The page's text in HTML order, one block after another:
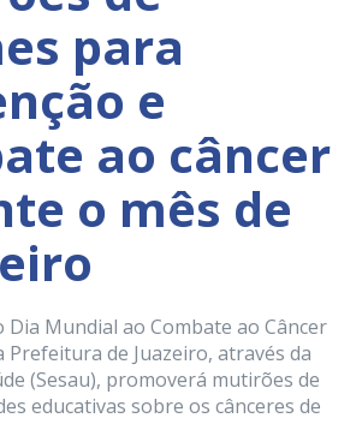
para
e
ao câncer
o mês de
Dia Mundial ao Combate ao Câncer
Prefeitura de Juazeiro, através da
(Sesau), promoverá mutirões de
educativas sobre os cânceres de